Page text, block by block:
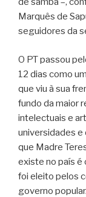
Marquês de
seguidores da
O PT passou
12 dias como
que viu à sua
fundo da maior
intelectuais e
universidades e
que Madre
existe no país é
foi eleito pelos
governo popular.